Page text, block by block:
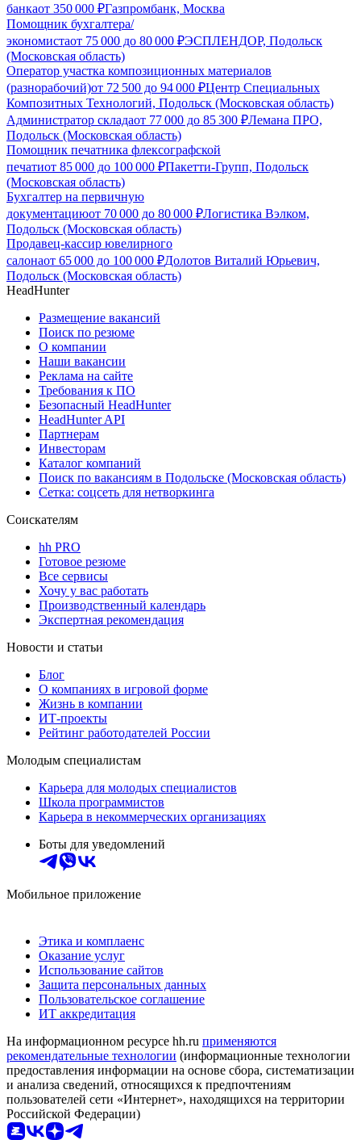
банкаот 350 000 ₽Газпромбанк, Москва
Помощник бухгалтера/
экономистаот 75 000 до 80 000 ₽ЭСПЛЕНДОР, Подольск
(Московская область)
Оператор участка композиционных материалов
(разнорабочий)от 72 500 до 94 000 ₽Центр Специальных
Композитных Технологий, Подольск (Московская область)
Администратор складаот 77 000 до 85 300 ₽Лемана ПРО,
Подольск (Московская область)
Помощник печатника флексографской
печатиот 85 000 до 100 000 ₽Пакетти-Групп, Подольск
(Московская область)
Бухгалтер на первичную
документациюот 70 000 до 80 000 ₽Логистика Вэлком,
Подольск (Московская область)
Продавец-кассир ювелирного
салонаот 65 000 до 100 000 ₽Долотов Виталий Юрьевич,
Подольск (Московская область)
HeadHunter
Размещение вакансий
Поиск по резюме
О компании
Наши вакансии
Реклама на сайте
Требования к ПО
Безопасный HeadHunter
HeadHunter API
Партнерам
Инвесторам
Каталог компаний
Поиск по вакансиям в Подольске (Московская область)
Сетка: соцсеть для нетворкинга
Соискателям
hh PRO
Готовое резюме
Все сервисы
Хочу у вас работать
Производственный календарь
Экспертная рекомендация
Новости и статьи
Блог
О компаниях в игровой форме
Жизнь в компании
ИТ-проекты
Рейтинг работодателей России
Молодым специалистам
Карьера для молодых специалистов
Школа программистов
Карьера в некоммерческих организациях
Боты для уведомлений
Мобильное приложение
Этика и комплаенс
Оказание услуг
Использование сайтов
Защита персональных данных
Пользовательское соглашение
ИТ аккредитация
На информационном ресурсе hh.ru применяются
рекомендательные технологии (информационные технологии
предоставления информации на основе сбора, систематизации
и анализа сведений, относящихся к предпочтениям
пользователей сети «Интернет», находящихся на территории
Российской Федерации)